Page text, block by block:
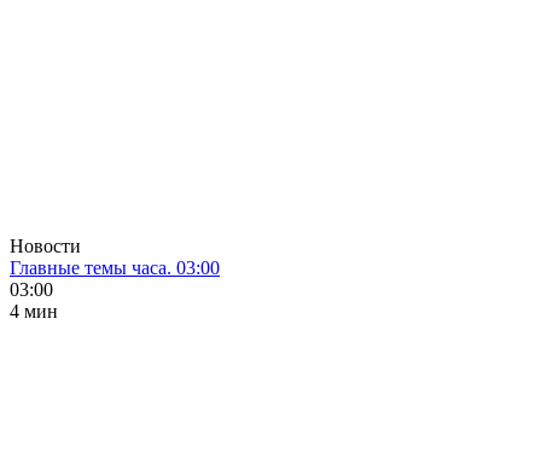
Новости
Главные темы часа. 03:00
03:00
4 мин